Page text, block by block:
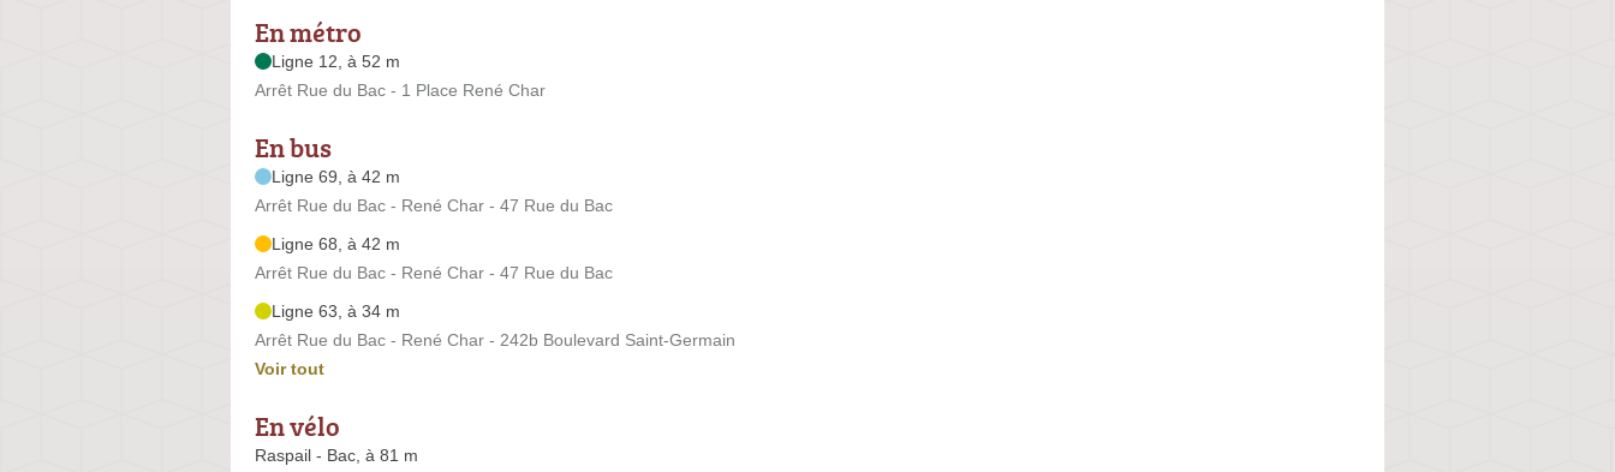
En métro
Ligne 12, à 52 m
Arrêt Rue du Bac - 1 Place René Char
En bus
Ligne 69, à 42 m
Arrêt Rue du Bac - René Char - 47 Rue du Bac
Ligne 68, à 42 m
Arrêt Rue du Bac - René Char - 47 Rue du Bac
Ligne 63, à 34 m
Arrêt Rue du Bac - René Char - 242b Boulevard Saint-Germain
Voir tout
En vélo
Raspail - Bac, à 81 m